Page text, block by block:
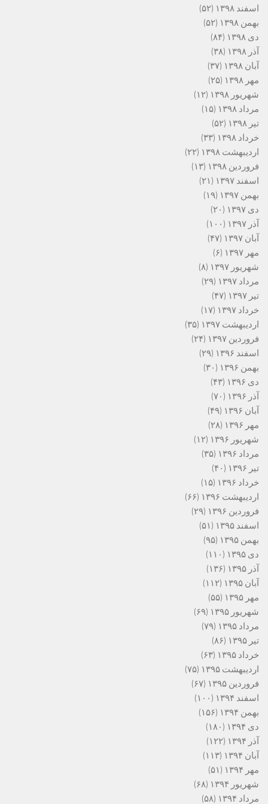
اسفند ۱۳۹۸
(۵۲)
بهمن ۱۳۹۸
(۵۲)
دی ۱۳۹۸
(۸۴)
آذر ۱۳۹۸
(۳۸)
آبان ۱۳۹۸
(۳۷)
مهر ۱۳۹۸
(۲۵)
شهریور ۱۳۹۸
(۱۲)
مرداد ۱۳۹۸
(۱۵)
تیر ۱۳۹۸
(۵۲)
خرداد ۱۳۹۸
(۳۳)
اردیبهشت ۱۳۹۸
(۲۲)
فروردین ۱۳۹۸
(۱۳)
اسفند ۱۳۹۷
(۲۱)
بهمن ۱۳۹۷
(۱۹)
دی ۱۳۹۷
(۲۰)
آذر ۱۳۹۷
(۱۰۰)
آبان ۱۳۹۷
(۴۷)
مهر ۱۳۹۷
(۶)
شهریور ۱۳۹۷
(۸)
مرداد ۱۳۹۷
(۲۹)
تیر ۱۳۹۷
(۴۷)
خرداد ۱۳۹۷
(۱۷)
اردیبهشت ۱۳۹۷
(۳۵)
فروردین ۱۳۹۷
(۲۴)
اسفند ۱۳۹۶
(۲۹)
بهمن ۱۳۹۶
(۳۰)
دی ۱۳۹۶
(۴۳)
آذر ۱۳۹۶
(۷۰)
آبان ۱۳۹۶
(۴۹)
مهر ۱۳۹۶
(۲۸)
شهریور ۱۳۹۶
(۱۲)
مرداد ۱۳۹۶
(۳۵)
تیر ۱۳۹۶
(۴۰)
خرداد ۱۳۹۶
(۱۵)
اردیبهشت ۱۳۹۶
(۶۶)
فروردین ۱۳۹۶
(۲۹)
اسفند ۱۳۹۵
(۵۱)
بهمن ۱۳۹۵
(۹۵)
دی ۱۳۹۵
(۱۱۰)
آذر ۱۳۹۵
(۱۳۶)
آبان ۱۳۹۵
(۱۱۲)
مهر ۱۳۹۵
(۵۵)
شهریور ۱۳۹۵
(۶۹)
مرداد ۱۳۹۵
(۷۹)
تیر ۱۳۹۵
(۸۶)
خرداد ۱۳۹۵
(۶۳)
اردیبهشت ۱۳۹۵
(۷۵)
فروردین ۱۳۹۵
(۶۷)
اسفند ۱۳۹۴
(۱۰۰)
بهمن ۱۳۹۴
(۱۵۶)
دی ۱۳۹۴
(۱۸۰)
آذر ۱۳۹۴
(۱۲۲)
آبان ۱۳۹۴
(۱۱۳)
مهر ۱۳۹۴
(۵۱)
شهریور ۱۳۹۴
(۶۸)
مرداد ۱۳۹۴
(۵۸)